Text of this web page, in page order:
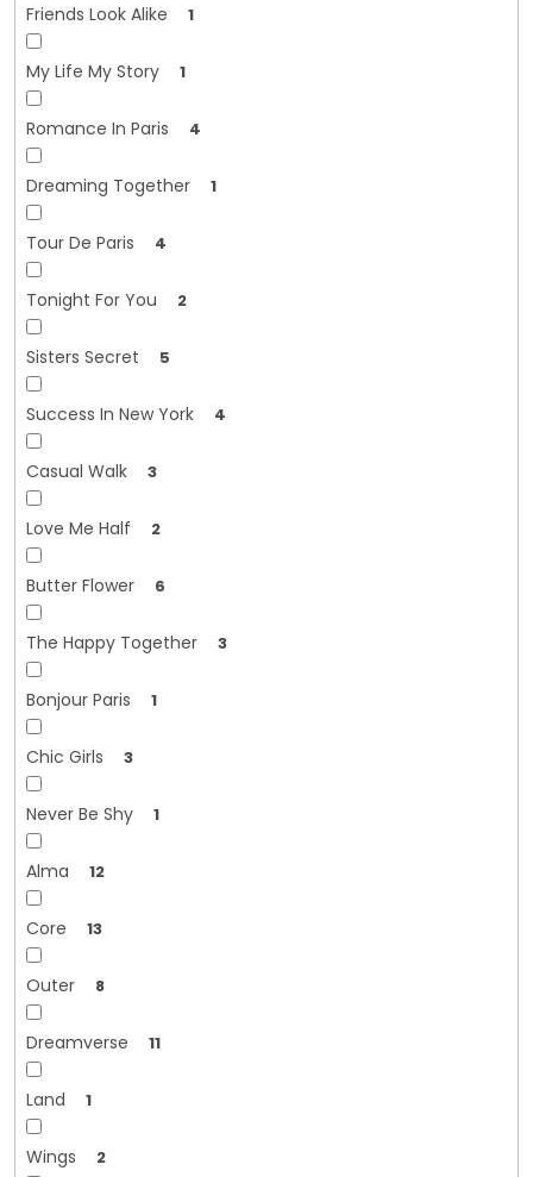
Friends Look Alike 1
My Life My Story 1
Romance In Paris 4
Dreaming Together 1
Tour De Paris 4
Tonight For You 2
Sisters Secret 5
Success In New York 4
Casual Walk 3
Love Me Half 2
Butter Flower 6
The Happy Together 3
Bonjour Paris 1
Chic Girls 3
Never Be Shy 1
Alma 12
Core 13
Outer 8
Dreamverse 11
Land 1
Wings 2